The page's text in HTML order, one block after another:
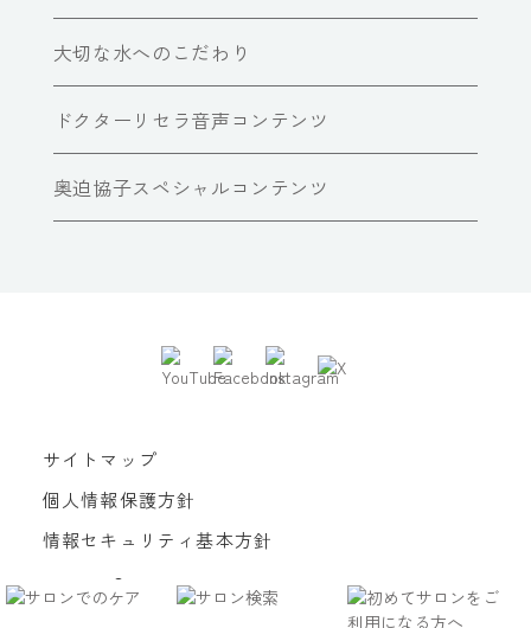
大切な水へのこだわり
ドクターリセラ音声コンテンツ
奥迫協子スペシャルコンテンツ
サイトマップ
個人情報保護方針
情報セキュリティ基本方針
Copyright© Dr Recella All Rights Reserved.